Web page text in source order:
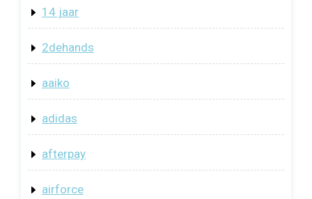
14 jaar
2dehands
aaiko
adidas
afterpay
airforce